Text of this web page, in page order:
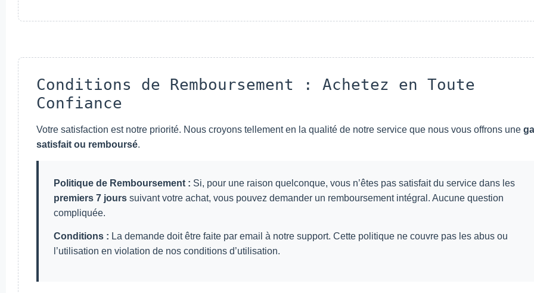
Conditions de Remboursement : Achetez en Toute
Confiance
Votre satisfaction est notre priorité. Nous croyons tellement en la qualité de notre service que nous vous offrons une
satisfait ou remboursé.
Politique de Remboursement : Si, pour une raison quelconque, vous n’êtes pas satisfait du service dans les
premiers 7 jours suivant votre achat, vous pouvez demander un remboursement intégral. Aucune question
compliquée.
Conditions : La demande doit être faite par email à notre support. Cette politique ne couvre pas les abus ou
l’utilisation en violation de nos conditions d’utilisation.